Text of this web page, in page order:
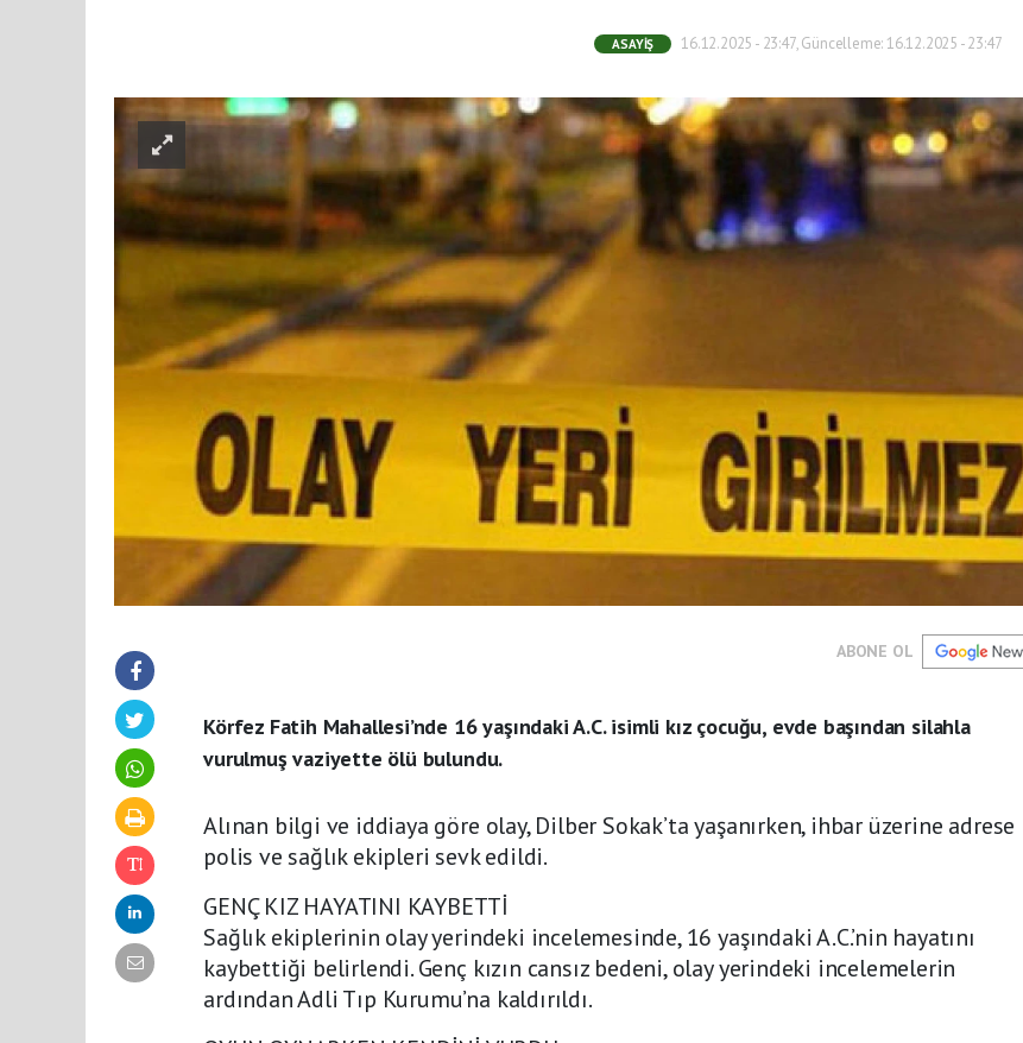
ASAYIŞ 16.12.2025 - 23:47, Güncelleme: 16.12.2025 - 23:47
ABONE OL
Körfez Fatih Mahallesi’nde 16 yaşındaki A.C. isimli kız çocuğu, evde başından silahla
vurulmuş vaziyette ölü bulundu.
Alınan bilgi ve iddiaya göre olay, Dilber Sokak’ta yaşanırken, ihbar üzerine adrese
polis ve sağlık ekipleri sevk edildi.
GENÇ KIZ HAYATINI KAYBETTİ
Sağlık ekiplerinin olay yerindeki incelemesinde, 16 yaşındaki A.C.’nin hayatını
kaybettiği belirlendi. Genç kızın cansız bedeni, olay yerindeki incelemelerin
ardından Adli Tıp Kurumu’na kaldırıldı.